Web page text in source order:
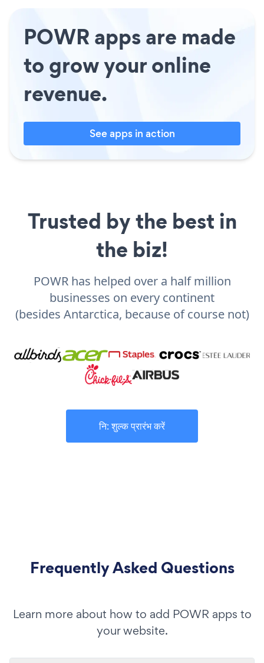
POWR apps are made
to grow your online
revenue.
See apps in action
Trusted by the best in
the biz!
POWR has helped over a half million
businesses on every continent
(besides Antarctica, because of course not)
नि: शुल्क प्रारंभ करें
Frequently Asked Questions
Learn more about how to add POWR apps to
your website.